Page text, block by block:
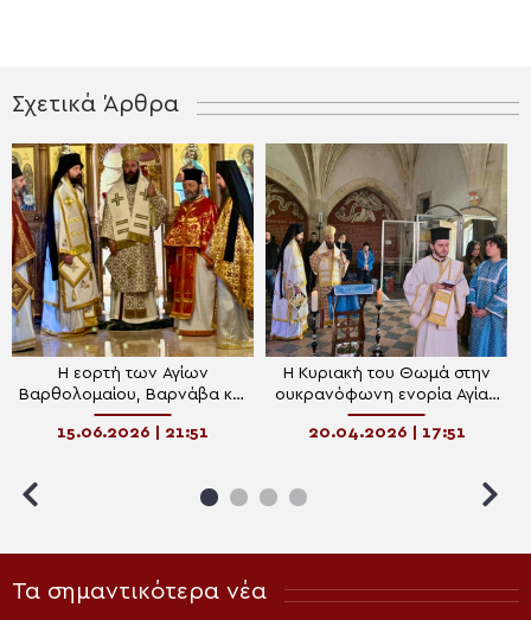
Σχετικά Άρθρα
Η εορτή των Αγίων
Βαρθολομαίου, Βαρνάβα και
Λουκά του Ιατρού στην
Αυστρία
15.06.2026 | 21:51
Η Κυριακή του Θωμά στην
ουκρανόφωνη ενορία Αγίας
Σκέπης στο Perchtoldsdorf
της Αυστρίας
20.04.2026 | 17:51
Τα σημαντικότερα νέα